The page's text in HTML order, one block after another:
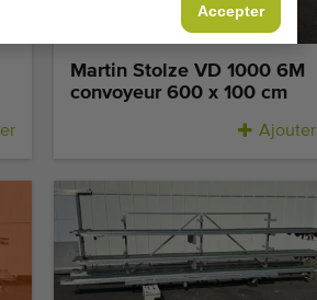
Accepter
Super occasion
Martin Stolze VD 1000 6M
convoyeur 600 x 100 cm
Ajouter